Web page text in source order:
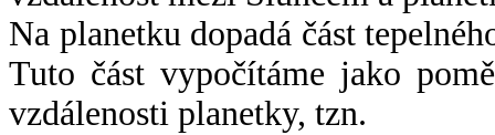
Na planetku dopadá část
Tuto část vypočítáme jako
vzdálenosti planetky, tzn.